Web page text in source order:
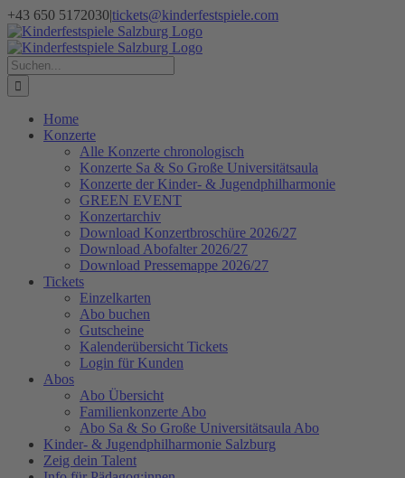
Zum
Inhalt
springen
+43 650 5172030|tickets@kinderfestspiele.com
Facebook
Instagram
Newsletter
Suche
nach:
Home
Konzerte
Alle Konzerte chronologisch
Konzerte Sa & So Große Universitätsaula
Konzerte der Kinder- & Jugendphilharmonie
GREEN EVENT
Konzertarchiv
Download Konzertbroschüre 2026/27
Download Abofalter 2026/27
Download Pressemappe 2026/27
Tickets
Einzelkarten
Abo buchen
Gutscheine
Kalenderübersicht Tickets
Login für Kunden
Abos
Abo Übersicht
Familienkonzerte Abo
Abo Sa & So Große Universitätsaula Abo
Kinder- & Jugendphilharmonie Salzburg
Zeig dein Talent